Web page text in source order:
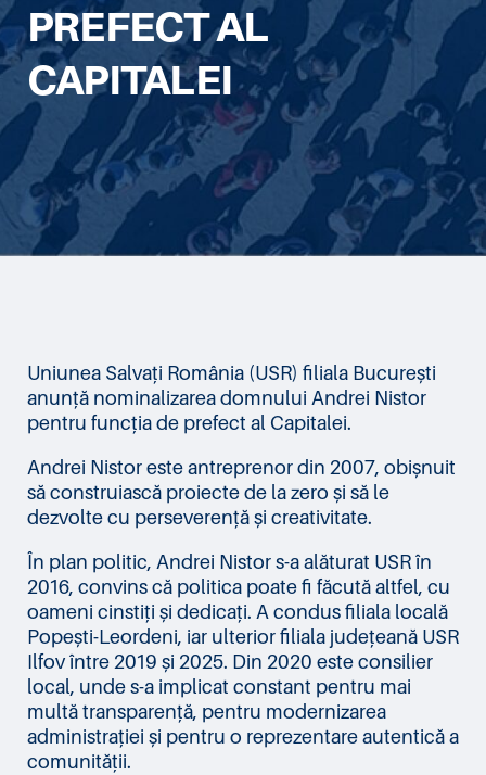
PREFECT AL
CAPITALEI
Uniunea Salvați România (USR) filiala București
anunță nominalizarea domnului Andrei Nistor
pentru funcția de prefect al Capitalei.
Andrei Nistor este antreprenor din 2007, obișnuit
să construiască proiecte de la zero și să le
dezvolte cu perseverență și creativitate.
În plan politic, Andrei Nistor s-a alăturat USR în
2016, convins că politica poate fi făcută altfel, cu
oameni cinstiți și dedicați. A condus filiala locală
Popești-Leordeni, iar ulterior filiala județeană USR
Ilfov între 2019 și 2025. Din 2020 este consilier
local, unde s-a implicat constant pentru mai
multă transparență, pentru modernizarea
administrației și pentru o reprezentare autentică a
comunității.